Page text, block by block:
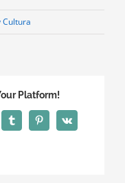
Cultura
Platform!
TumblrPinterest
Vk